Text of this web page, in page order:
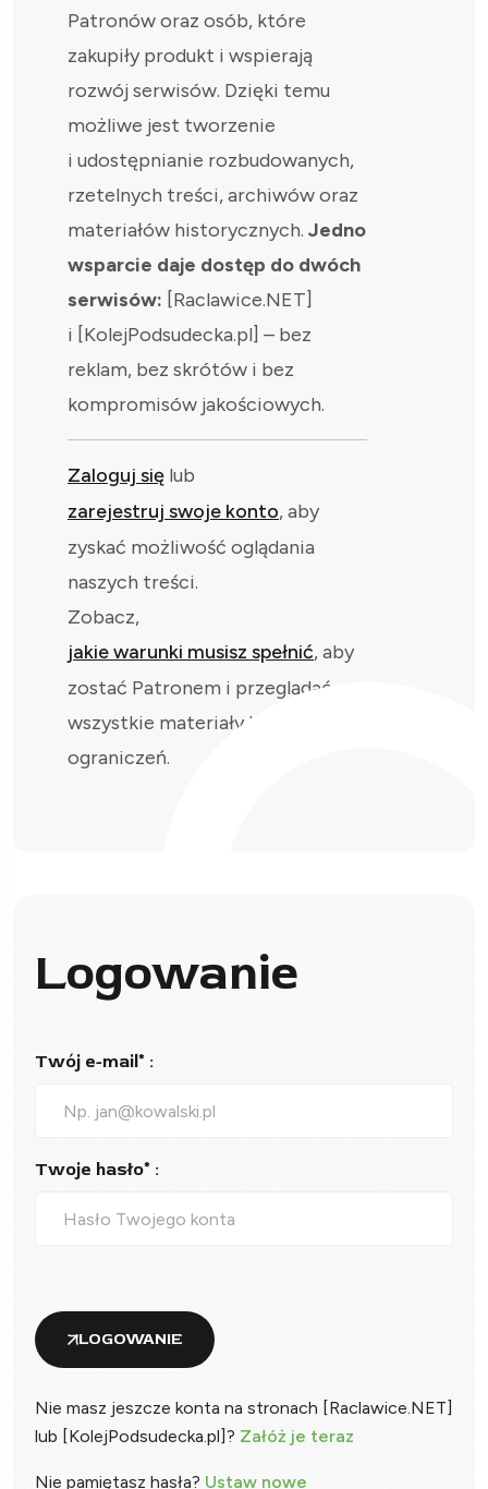
Patronów oraz osób, które
zakupiły produkt i wspierają
rozwój serwisów. Dzięki temu
możliwe jest tworzenie
i udostępnianie rozbudowanych,
rzetelnych treści, archiwów oraz
materiałów historycznych. Jedno
wsparcie daje dostęp do dwóch
serwisów: [Raclawice.NET]
i [KolejPodsudecka.pl] – bez
reklam, bez skrótów i bez
kompromisów jakościowych.
Zaloguj się lub
zarejestruj swoje konto, aby
zyskać możliwość oglądania
naszych treści.
Zobacz,
jakie warunki musisz spełnić, aby
zostać Patronem i przeglądać
wszystkie materiały bez
ograniczeń.
Logowanie
Twój e-mail* :
Twoje hasło* :
LOGOWANIE
Nie masz jeszcze konta na stronach [Raclawice.NET]
lub [KolejPodsudecka.pl]? Załóż je teraz
Nie pamiętasz hasła? Ustaw nowe